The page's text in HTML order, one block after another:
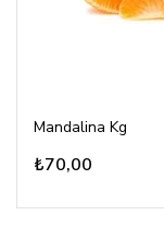
Mandalina Kg
₺70,00